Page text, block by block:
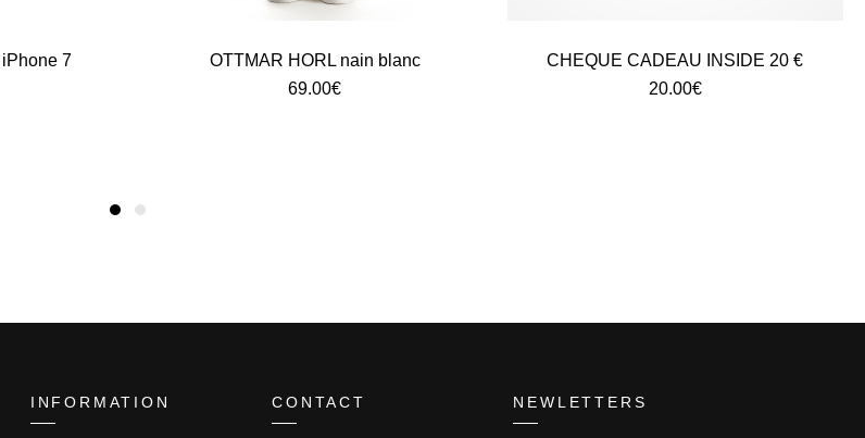
7
OTTMAR HORL nain blanc
69.00€
CHEQUE CADEAU INSIDE 20 €
20.00€
INFORMATION CONTACT NEWLETTERS